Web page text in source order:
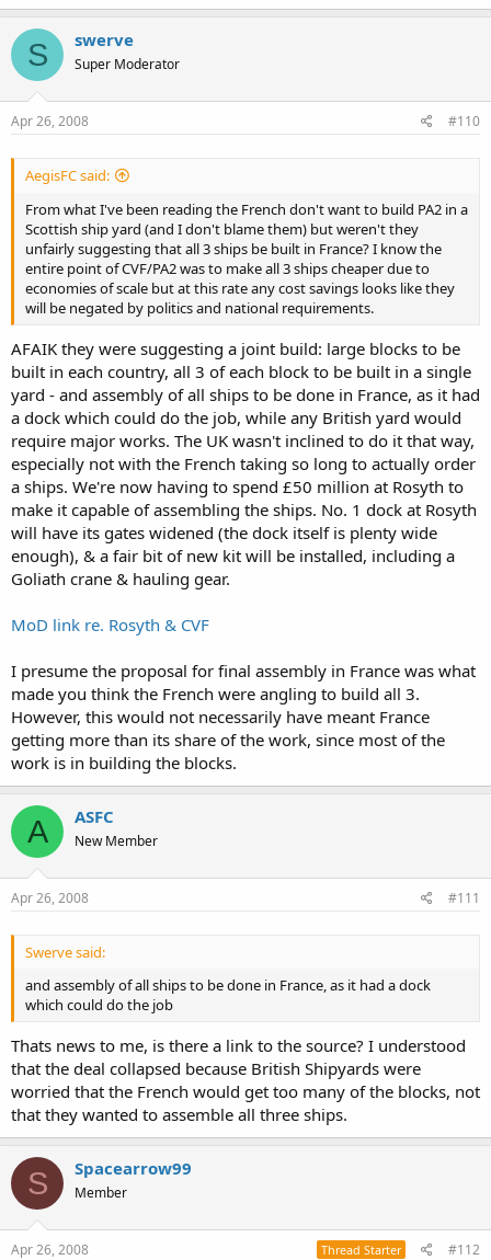
S swerve
Super Moderator
Apr 26, 2008 #110
AegisFC said:
From what I've been reading the French don't want to build PA2 in a
Scottish ship yard (and I don't blame them) but weren't they
unfairly suggesting that all 3 ships be built in France? I know the
entire point of CVF/PA2 was to make all 3 ships cheaper due to
economies of scale but at this rate any cost savings looks like they
will be negated by politics and national requirements.
AFAIK they were suggesting a joint build: large blocks to be
built in each country, all 3 of each block to be built in a single
yard - and assembly of all ships to be done in France, as it had
a dock which could do the job, while any British yard would
require major works. The UK wasn't inclined to do it that way,
especially not with the French taking so long to actually order
a ships. We're now having to spend £50 million at Rosyth to
make it capable of assembling the ships. No. 1 dock at Rosyth
will have its gates widened (the dock itself is plenty wide
enough), & a fair bit of new kit will be installed, including a
Goliath crane & hauling gear.
MoD link re. Rosyth & CVF
I presume the proposal for final assembly in France was what
made you think the French were angling to build all 3.
However, this would not necessarily have meant France
getting more than its share of the work, since most of the
work is in building the blocks.
A ASFC
New Member
Apr 26, 2008 #111
Swerve said:
and assembly of all ships to be done in France, as it had a dock
which could do the job
Thats news to me, is there a link to the source? I understood
that the deal collapsed because British Shipyards were
worried that the French would get too many of the blocks, not
that they wanted to assemble all three ships.
S Spacearrow99
Member
Apr 26, 2008 Thread Starter #112